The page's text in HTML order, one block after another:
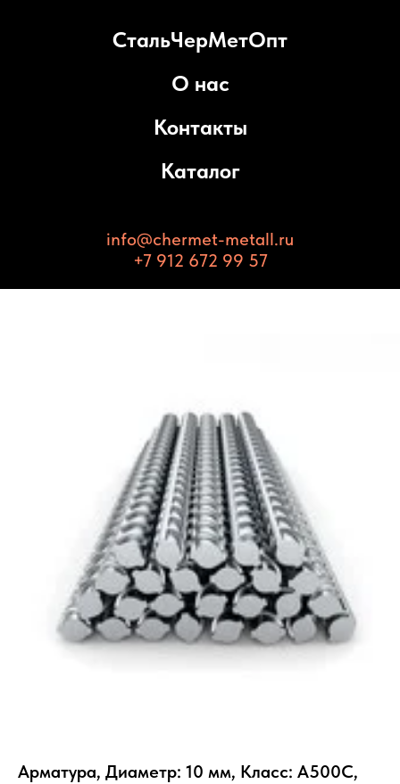
СтальЧерМетОпт
О нас
Контакты
Каталог
info@chermet-metall.ru
+7 912 672 99 57
Арматура, Диаметр: 10 мм, Класс: А500С,